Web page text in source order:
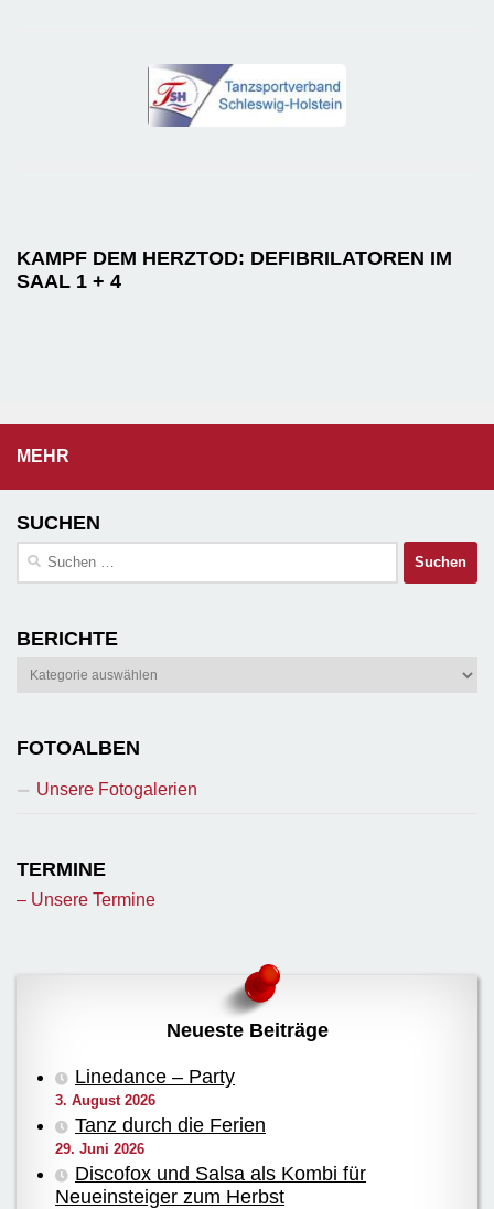
KAMPF DEM HERZTOD: DEFIBRILATOREN IM
SAAL 1 + 4
MEHR
SUCHEN
Suchen
BERICHTE
Berichte
FOTOALBEN
Unsere Fotogalerien
TERMINE
– Unsere Termine
Neueste Beiträge
Linedance – Party
3. August 2026
Tanz durch die Ferien
29. Juni 2026
Discofox und Salsa als Kombi für
Neueinsteiger zum Herbst